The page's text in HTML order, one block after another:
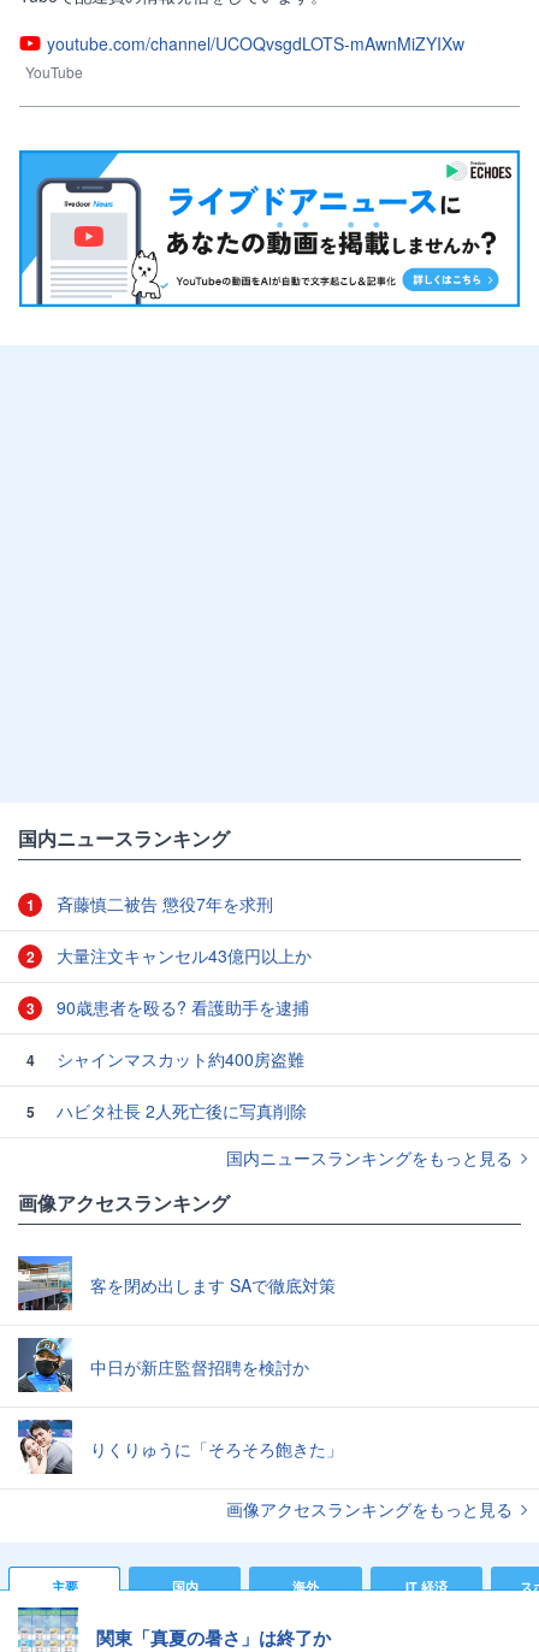
youtube.com/channel/UCOQvsgdLOTS-mAwnMiZYIXw
YouTube
国内ニュースランキング
1 斉藤慎二被告 懲役7年を求刑
2 大量注文キャンセル43億円以上か
3 90歳患者を殴る? 看護助手を逮捕
4 シャインマスカット約400房盗難
5
ハビタ社長 2人死亡後に写真削除
国内ニュースランキングをもっと見る
画像アクセスランキング
客を閉め出します SAで徹底対策
中日が新庄監督招聘を検討か
りくりゅうに「そろそろ飽きた」
画像アクセスランキングをもっと見る
主要 国内 海外 IT 経済 ス
関東「真夏の暑さ」は終了か